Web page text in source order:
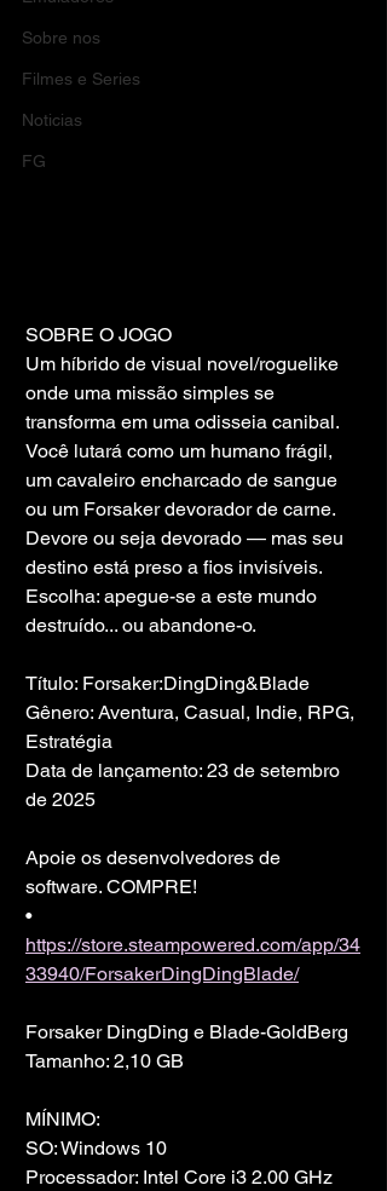
Sobre nos
Filmes e Series
Noticias
FG
SOBRE O JOGO
Um híbrido de visual novel/roguelike
onde uma missão simples se
transforma em uma odisseia canibal.
Você lutará como um humano frágil,
um cavaleiro encharcado de sangue
ou um Forsaker devorador de carne.
Devore ou seja devorado — mas seu
destino está preso a fios invisíveis.
Escolha: apegue-se a este mundo
destruído... ou abandone-o.
Título: Forsaker:DingDing&Blade
Gênero: Aventura, Casual, Indie, RPG,
Estratégia
Data de lançamento: 23 de setembro
de 2025
Apoie os desenvolvedores de
software. COMPRE!
•
https://store.steampowered.com/app/34
33940/ForsakerDingDingBlade/
Forsaker DingDing e Blade-GoldBerg
Tamanho: 2,10 GB
MÍNIMO:
SO: Windows 10
Processador: Intel Core i3 2.00 GHz